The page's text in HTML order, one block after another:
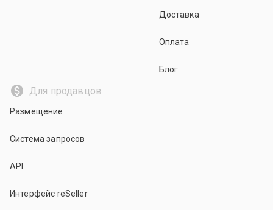
Доставка
Оплата
Блог
Для продавцов
Размещение
Система запросов
API
Интерфейс reSeller